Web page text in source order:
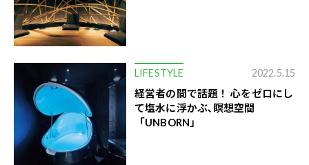
LIFESTYLE 2022.5.15
経営者の間で話題！ 心をゼロにし
て塩水に浮かぶ､瞑想空間
「UNBORN」